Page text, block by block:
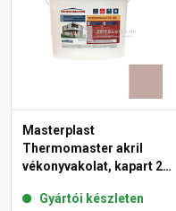
Masterplast
Thermomaster akril
vékonyvakolat, kapart 2
Gyártói készleten